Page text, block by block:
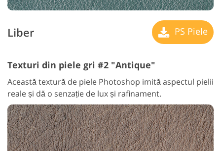
Liber PS Piele
Texturi din piele gri #2 "Antique"
Această textură de piele Photoshop imită aspectul pielii
reale și dă o senzație de lux și rafinament.